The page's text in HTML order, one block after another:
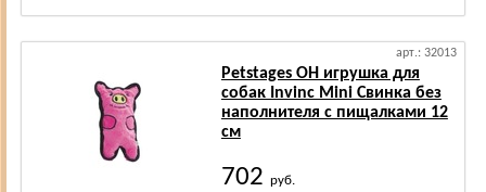
арт.: 32013
Petstages OH игрушка для
собак Invinc Mini Свинка без
наполнителя с пищалками 12
см
702 руб.